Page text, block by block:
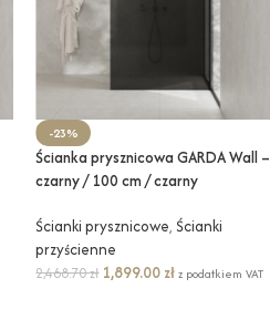
-23%
Ścianka prysznicowa GARDA Wall –
czarny / 100 cm / czarny
Ścianki prysznicowe, Ścianki
przyścienne
2,468.70zł 1,899.00 zł z podatkiem VAT